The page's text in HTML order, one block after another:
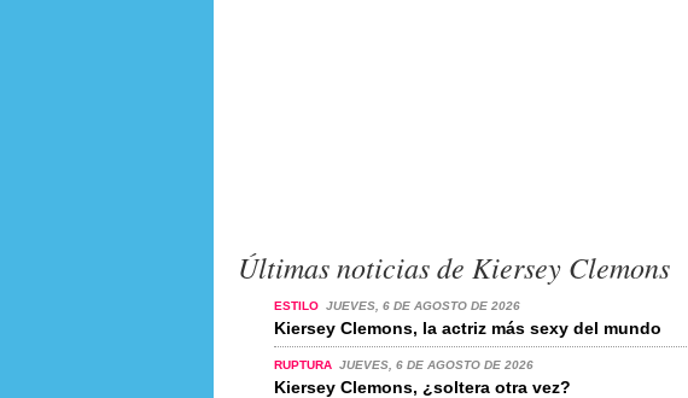
Últimas noticias de Kiersey Clemons
ESTILO JUEVES, 6 DE AGOSTO DE 2026
Kiersey Clemons, la actriz más sexy del mundo
RUPTURA JUEVES, 6 DE AGOSTO DE 2026
Kiersey Clemons, ¿soltera otra vez?